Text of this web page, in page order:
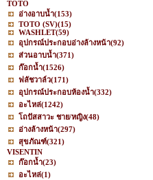
TOTO
อ่างอาบน้ำ(153)
TOTO (SV)(15)
WASHLET(59)
อุปกรณ์ประกอบอ่างล้างหน้า(92)
ส่วนอาบน้ำ(371)
ก๊อกน้ำ(1526)
ฟลัชวาล์ว(171)
อุปกรณ์ประกอบห้องน้ำ(332)
อะไหล่(1242)
โถปัสสาวะ ชาย/หญิง(48)
อ่างล้างหน้า(297)
สุขภัณฑ์(321)
VISENTIN
ก๊อกน้ำ(23)
อะไหล่(1)